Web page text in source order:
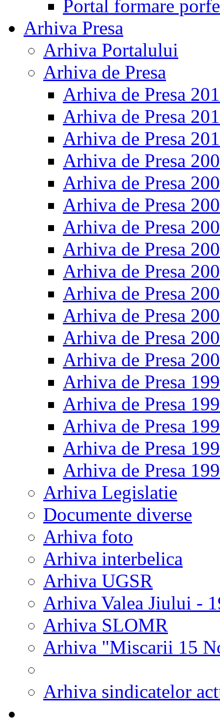
Portal formare
Arhiva Presa
Arhiva Portalului
Arhiva de Presa
Arhiva de Presa
Arhiva de Presa
Arhiva de Presa
Arhiva de Presa
Arhiva de Presa
Arhiva de Presa
Arhiva de Presa
Arhiva de Presa
Arhiva de Presa
Arhiva de Presa
Arhiva de Presa
Arhiva de Presa
Arhiva de Presa
Arhiva de Presa
Arhiva de Presa
Arhiva de Presa
Arhiva de Presa
Arhiva de Presa
Arhiva Legislatie
Documente diverse
Arhiva foto
Arhiva interbelica
Arhiva UGSR
Arhiva Valea Jiului -
Arhiva SLOMR
Arhiva "Miscarii 15
Arhiva sindicatelor